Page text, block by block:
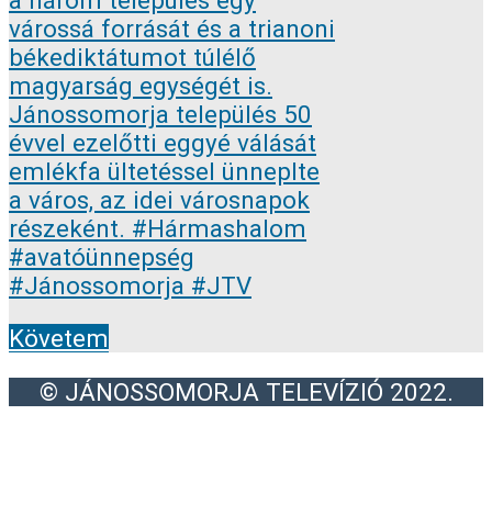
Követem
© JÁNOSSOMORJA TELEVÍZIÓ 2022.